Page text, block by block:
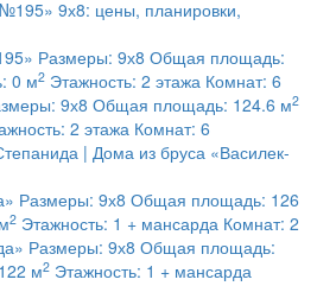
Размеры: 9х8 Общая площадь:
0 м2 Этажность: 2 этажа Комнат: 6
9х8 Общая площадь: 124.6 м2
2 этажа Комнат: 6
Размеры: 9х8 Общая площадь: 126
2 Этажность: 1 + мансарда Комнат: 2
Размеры: 9х8 Общая площадь:
122 м2 Этажность: 1 + мансарда